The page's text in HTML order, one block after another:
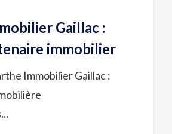
Gaillac :
immobilier
Immobilier Gaillac :